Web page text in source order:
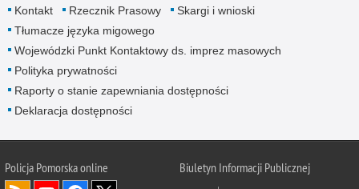
Kontakt Rzecznik Prasowy
Skargi i wnioski
Tłumacze języka migowego
Wojewódzki Punkt Kontaktowy ds. imprez masowych
Polityka prywatności
Raporty o stanie zapewniania dostępności
Deklaracja dostępności
Policja Pomorska online
Biuletyn Informacji Publicznej